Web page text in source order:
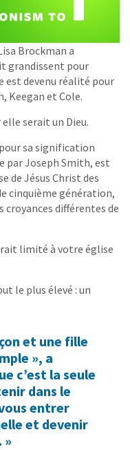
Brockman a
grandissent pour
est devenu réalité pour
Keegan et Cole.
elle serait un Dieu.
sa signification
par Joseph Smith, est
de Jésus Christ des
cinquième génération,
croyances différentes de
limité à votre église
le plus élevé : un
et une fille
», a
c’est la seule
dans le
entrer
et devenir
»